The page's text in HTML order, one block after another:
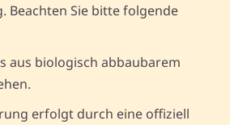
Beachten Sie bitte folgende
aus biologisch abbaubarem
erfolgt durch eine offiziell